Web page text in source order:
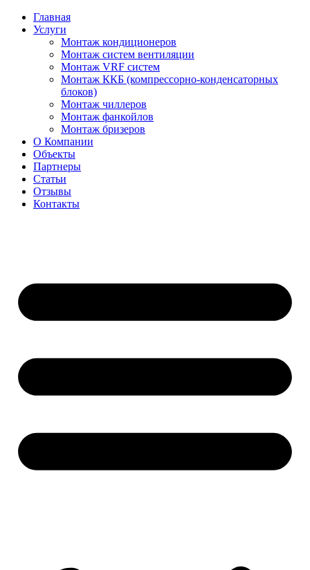
Главная
Услуги
Монтаж кондиционеров
Монтаж cистем вентиляции
Монтаж VRF систем
Монтаж ККБ (компрессорно-конденсаторных
блоков)
Монтаж чиллеров
Монтаж фанкойлов
Монтаж бризеров
О Компании
Объекты
Партнеры
Статьи
Отзывы
Контакты